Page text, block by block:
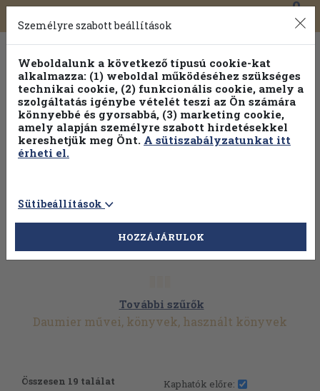
Toggle
navigation
0
További szűrők
Daumier művei, könyvek, használt könyvek
Összesen 19 találat Kaphatók előre:
Személyre szabott beállítások
Weboldalunk a következő típusú cookie-kat
alkalmazza: (1) weboldal működéséhez szükséges
technikai cookie, (2) funkcionális cookie, amely a
szolgáltatás igénybe vételét teszi az Ön számára
könnyebbé és gyorsabbá, (3) marketing cookie,
amely alapján személyre szabott hirdetésekkel
kereshetjük meg Önt. A sütiszabályzatunkat itt
érheti el.
Sütibeállítások
HOZZÁJÁRULOK